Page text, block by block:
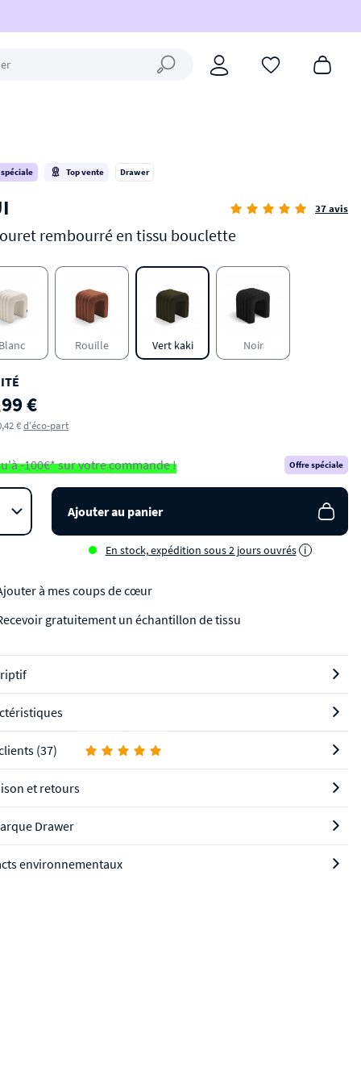
Top vente Drawer
rembourré en tissu bouclette
37 avis
Rouille Vert kaki Noir
€
€d'éco-part
-100€* sur votre commande ! Offre spéciale
Ajouter au panier
En stock, expédition sous 2 jours ouvrés i
à mes coups de cœur
gratuitement un échantillon de tissu
(37)
et retours
Drawer
environnementaux